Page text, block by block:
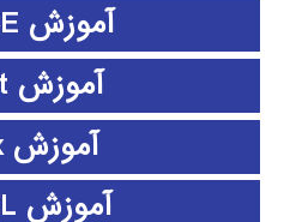
آموزش HSPICE
آموزش L-Edit
آموزش Latex
آموزش LISREL